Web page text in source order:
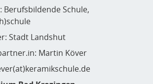
Berufsbildende Schule,
Stadt Landshut
Martin Köver